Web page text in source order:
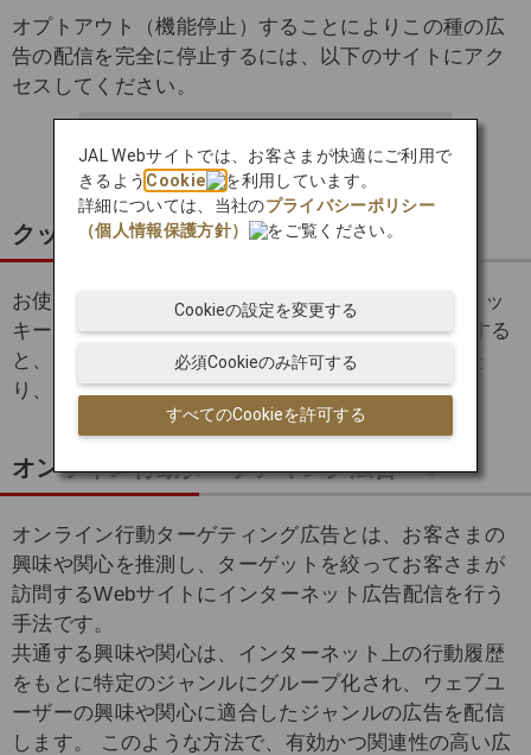
オプトアウト（機能停止）することによりこの種の広
告の配信を完全に停止するには、以下のサイトにアク
セスしてください。
クッキーの拒否および設定変更
お使いのブラウザの設定を変更することにより、クッ
キーを拒否することができます。 クッキーを拒否する
と、Webサイトの一部領域が正常に機能しなかった
り、アクセスできなくなる場合があります。
オンライン行動ターゲティング広告
オンライン行動ターゲティング広告とは、お客さまの
興味や関心を推測し、ターゲットを絞ってお客さまが
訪問するWebサイトにインターネット広告配信を行う
手法です。
共通する興味や関心は、インターネット上の行動履歴
をもとに特定のジャンルにグループ化され、ウェブユ
ーザーの興味や関心に適合したジャンルの広告を配信
します。 このような方法で、有効かつ関連性の高い広
JAL Webサイトでは、お客さまが快適にご利用で
きるよう Cookie
を利用しています。
詳細については、当社のプライバシーポリシー
（個人情報保護方針）
をご覧ください。
すべてのCookieを許可する
必須Cookieのみ許可する
Cookieの設定を変更する